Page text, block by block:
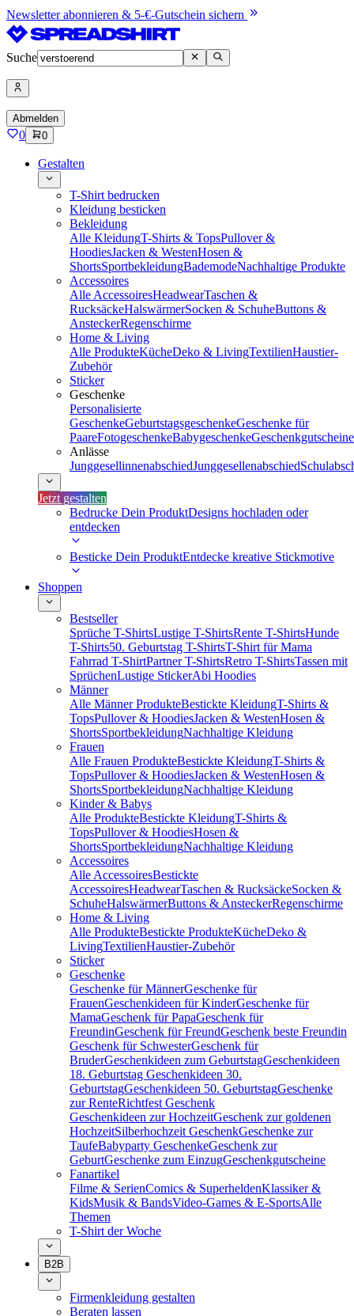
Newsletter abonnieren & 5-€-Gutschein sichern
Suche
Abmelden
0 0
Gestalten
T-Shirt bedrucken
Kleidung besticken
Bekleidung
Alle KleidungT-Shirts & TopsPullover &
HoodiesJacken & WestenHosen &
ShortsSportbekleidungBademodeNachhaltige Produkte
Accessoires
Alle AccessoiresHeadwearTaschen &
RucksäckeHalswärmerSocken & SchuheButtons &
AnsteckerRegenschirme
Home & Living
Alle ProdukteKücheDeko & LivingTextilienHaustier-
Zubehör
Sticker
Geschenke
Personalisierte
GeschenkeGeburtstagsgeschenkeGeschenke für
PaareFotogeschenkeBabygeschenkeGeschenkgutscheine
Anlässe
JunggesellinnenabschiedJunggesellenabschied
Jetzt gestalten
Bedrucke Dein ProduktDesigns hochladen oder
entdecken
Besticke Dein ProduktEntdecke kreative Stickmotive
Shoppen
Bestseller
Sprüche T-ShirtsLustige T-ShirtsRente T-ShirtsHunde
T-Shirts50. Geburtstag T-ShirtsT-Shirt für Mama
Fahrrad T-ShirtPartner T-ShirtsRetro T-ShirtsTassen mit
SprüchenLustige StickerAbi Hoodies
Männer
Alle Männer ProdukteBestickte KleidungT-Shirts &
TopsPullover & HoodiesJacken & WestenHosen &
ShortsSportbekleidungNachhaltige Kleidung
Frauen
Alle Frauen ProdukteBestickte KleidungT-Shirts &
TopsPullover & HoodiesJacken & WestenHosen &
ShortsSportbekleidungNachhaltige Kleidung
Kinder & Babys
Alle ProdukteBestickte KleidungT-Shirts &
TopsPullover & HoodiesHosen &
ShortsSportbekleidungNachhaltige Kleidung
Accessoires
Alle AccessoiresBestickte
AccessoiresHeadwearTaschen & RucksäckeSocken &
SchuheHalswärmerButtons & AnsteckerRegenschirme
Home & Living
Alle ProdukteBestickte ProdukteKücheDeko &
LivingTextilienHaustier-Zubehör
Sticker
Geschenke
Geschenke für MännerGeschenke für
FrauenGeschenkideen für KinderGeschenke für
MamaGeschenk für PapaGeschenk für
FreundinGeschenk für FreundGeschenk beste Freundin
Geschenk für SchwesterGeschenk für
BruderGeschenkideen zum GeburtstagGeschenkideen
18. Geburtstag Geschenkideen 30.
GeburtstagGeschenkideen 50. GeburtstagGeschenke
zur RenteRichtfest Geschenk
Geschenkideen zur HochzeitGeschenk zur goldenen
HochzeitSilberhochzeit GeschenkGeschenke zur
TaufeBabyparty GeschenkeGeschenk zur
GeburtGeschenke zum EinzugGeschenkgutscheine
Fanartikel
Filme & SerienComics & SuperheldenKlassiker &
KidsMusik & BandsVideo-Games & E-SportsAlle
Themen
T-Shirt der Woche
B2B
Firmenkleidung gestalten
Beraten lassen